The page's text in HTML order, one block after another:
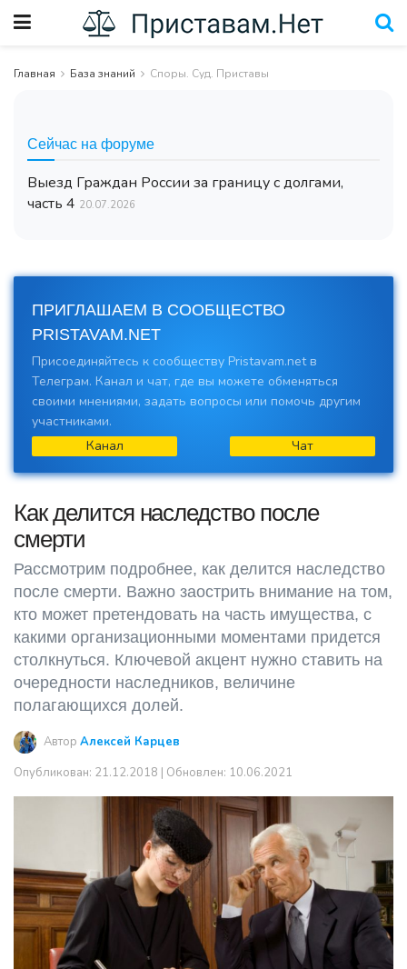
Главная База знаний Споры. Суд. Приставы
Сейчас на форуме
Выезд Граждан России за границу с долгами,
часть 4 20.07.2026
ПРИГЛАШАЕМ В СООБЩЕСТВО
PRISTAVAM.NET
Присоединяйтесь к сообществу Pristavam.net в
Телеграм. Канал и чат, где вы можете обменяться
своими мнениями, задать вопросы или помочь другим
участниками.
Чат
Канал
Как делится наследство после
смерти
Рассмотрим подробнее, как делится наследство
после смерти. Важно заострить внимание на том,
кто может претендовать на часть имущества, с
какими организационными моментами придется
столкнуться. Ключевой акцент нужно ставить на
очередности наследников, величине
полагающихся долей.
Автор Алексей Карцев
Опубликован: 21.12.2018 | Обновлен: 10.06.2021